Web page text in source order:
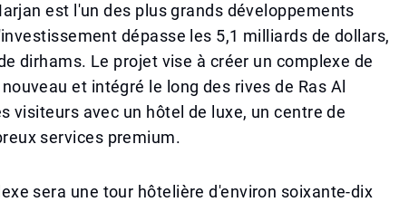
est l'un des plus grands développements
dépasse les 5,1 milliards de dollars,
dirhams. Le projet vise à créer un complexe de
et intégré le long des rives de Ras Al
visiteurs avec un hôtel de luxe, un centre de
services premium.
sera une tour hôtelière d'environ soixante-dix